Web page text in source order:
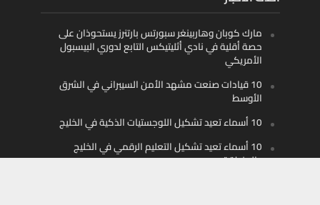
مارك كوبان وهاربينغر سبورتس بارتنرز يستحوذان على
حصة أقلية في نادي أثليتيكس التابع لدوري البيسبول
الأمريكي
10 قيادات صنعت مشهد الأمن السيبراني في الشرق
الأوسط
10 أسماء تعيد تشكيل اللوجستيات الذكية في الخليج
10 أسماء تعيد تشكيل التعليم الرقمي في الخليج
والمنطقة